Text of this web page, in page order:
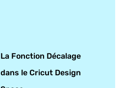
La Fonction Décalage
dans le Cricut Design